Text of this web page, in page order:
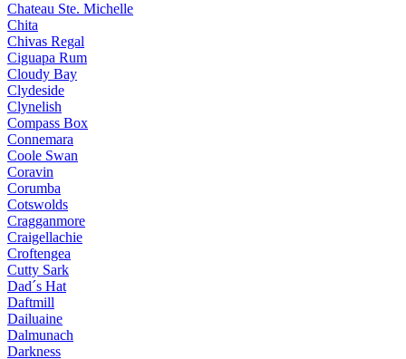
Chateau Ste. Michelle
Chita
Chivas Regal
Ciguapa Rum
Cloudy Bay
Clydeside
Clynelish
Compass Box
Connemara
Coole Swan
Coravin
Corumba
Cotswolds
Cragganmore
Craigellachie
Croftengea
Cutty Sark
Dad´s Hat
Daftmill
Dailuaine
Dalmunach
Darkness